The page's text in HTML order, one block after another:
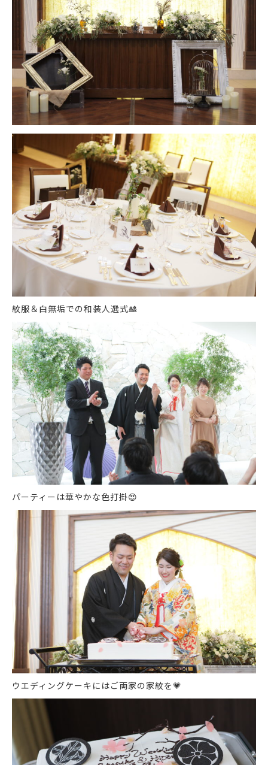
紋服＆白無垢での和装人選式🎎
パーティーは華やかな色打掛😍
ウエディングケーキにはご両家の家紋を💗